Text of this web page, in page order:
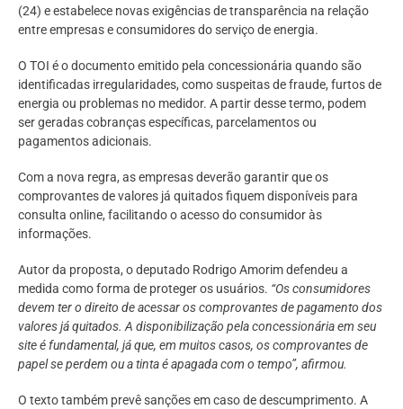
(24) e estabelece novas exigências de transparência na relação
entre empresas e consumidores do serviço de energia.
O TOI é o documento emitido pela concessionária quando são
identificadas irregularidades, como suspeitas de fraude, furtos de
energia ou problemas no medidor. A partir desse termo, podem
ser geradas cobranças específicas, parcelamentos ou
pagamentos adicionais.
Com a nova regra, as empresas deverão garantir que os
comprovantes de valores já quitados fiquem disponíveis para
consulta online, facilitando o acesso do consumidor às
informações.
Autor da proposta, o deputado Rodrigo Amorim defendeu a
medida como forma de proteger os usuários. “Os consumidores
devem ter o direito de acessar os comprovantes de pagamento dos
valores já quitados. A disponibilização pela concessionária em seu
site é fundamental, já que, em muitos casos, os comprovantes de
papel se perdem ou a tinta é apagada com o tempo”, afirmou.
O texto também prevê sanções em caso de descumprimento. A